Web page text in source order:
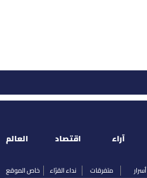
أسرار متفرقات نداء القرّاء خاص الموقع
آراء اقتصاد العالم